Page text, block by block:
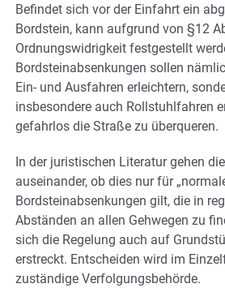
Befindet sich vor der Einfahrt ein
Bordstein, kann aufgrund von §12
Ordnungswidrigkeit festgestellt
Bordsteinabsenkungen sollen
Ein- und Ausfahren erleichtern,
insbesondere auch Rollstuhlfahren
gefahrlos die Straße zu überqueren.
In der juristischen Literatur gehen
auseinander, ob dies nur für
Bordsteinabsenkungen gilt, die in
Abständen an allen Gehwegen zu
sich die Regelung auch auf
erstreckt. Entscheiden wird im
zuständige Verfolgungsbehörde.